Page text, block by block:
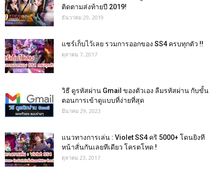
ติดตามส่งท้ายปี 2019!
ธันวาคม 29, 2019
แชร์เก็บไว้เลย รวมการออกของ SS4 ครบทุกตัว !!
ตุลาคม 7, 2017
วิธี ดูรหัสผ่าน Gmail ของตัวเอง ลืมรหัสผ่าน กับขั้น
ตอนการเข้าดูแบบที่ง่ายที่สุด
มีนาคม 29, 2023
แนวทางการเล่น : Violet SS4 คริ 5000+ โดนยิงที
หน้าสั่นกันเลยทีเดียว โครตโหด !
ตุลาคม 23, 2017